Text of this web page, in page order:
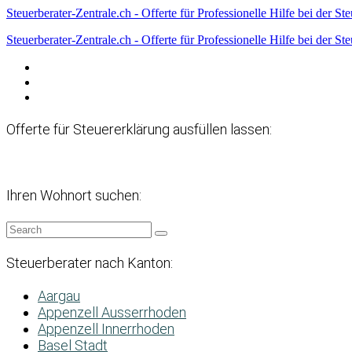
Steuerberater-Zentrale.ch - Offerte für Professionelle Hilfe bei der
Steuerberater-Zentrale.ch - Offerte für Professionelle Hilfe bei der
Offerte für Steuererklärung ausfüllen lassen:
Ihren Wohnort suchen:
Steuerberater nach Kanton:
Aargau
Appenzell Ausserrhoden
Appenzell Innerrhoden
Basel Stadt